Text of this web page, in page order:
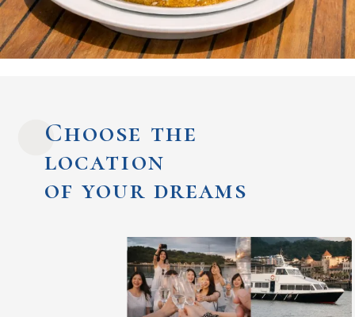
Choose the
location
of your dreams